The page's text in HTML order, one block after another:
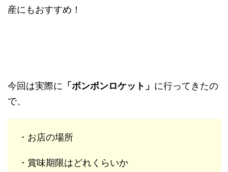
産にもおすすめ！
今回は実際に 「ボンボンロケット」 に行ってきたの
で、
・お店の場所
・賞味期限はどれくらいか